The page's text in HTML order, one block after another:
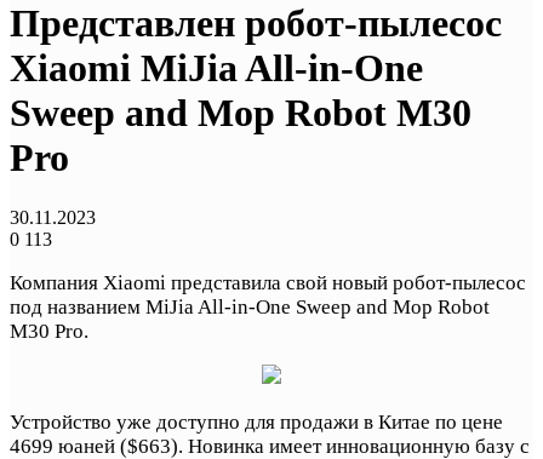
Представлен робот-пылесос
Xiaomi MiJia All-in-One
Sweep and Mop Robot M30
Pro
30.11.2023
0 113
Компания Xiaomi представила свой новый робот-пылесос
под названием MiJia All-in-One Sweep and Mop Robot
M30 Pro.
Устройство уже доступно для продажи в Китае по цене
4699 юаней ($663). Новинка имеет инновационную базу с